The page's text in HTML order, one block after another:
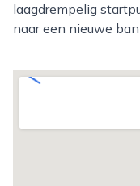
laagdrempelig
naar een nieuwe